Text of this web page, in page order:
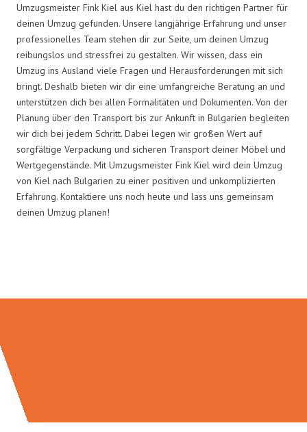
Umzugsmeister Fink Kiel aus Kiel hast du den richtigen Partner für
deinen Umzug gefunden. Unsere langjährige Erfahrung und unser
professionelles Team stehen dir zur Seite, um deinen Umzug
reibungslos und stressfrei zu gestalten. Wir wissen, dass ein
Umzug ins Ausland viele Fragen und Herausforderungen mit sich
bringt. Deshalb bieten wir dir eine umfangreiche Beratung an und
unterstützen dich bei allen Formalitäten und Dokumenten. Von der
Planung über den Transport bis zur Ankunft in Bulgarien begleiten
wir dich bei jedem Schritt. Dabei legen wir großen Wert auf
sorgfältige Verpackung und sicheren Transport deiner Möbel und
Wertgegenstände. Mit Umzugsmeister Fink Kiel wird dein Umzug
von Kiel nach Bulgarien zu einer positiven und unkomplizierten
Erfahrung. Kontaktiere uns noch heute und lass uns gemeinsam
deinen Umzug planen!